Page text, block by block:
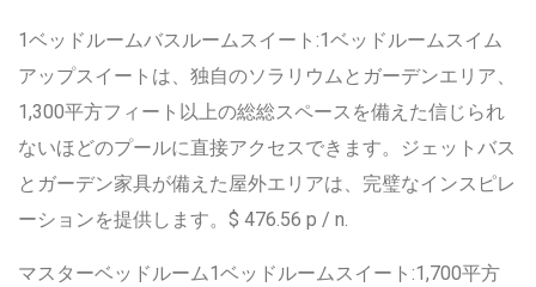
1ベッドルームバスルームスイート:1ベッドルームスイム
アップスイートは、独自のソラリウムとガーデンエリア、
1,300平方フィート以上の総総スペースを備えた信じられ
ないほどのプールに直接アクセスできます。ジェットバス
とガーデン家具が備えた屋外エリアは、完璧なインスピレ
ーションを提供します。$ 476.56 p / n.
マスターベッドルーム1ベッドルームスイート:1,700平方